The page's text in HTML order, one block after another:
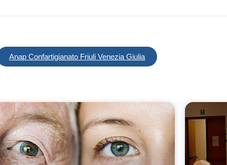
Anap Confartigianato Friuli Venezia Giulia